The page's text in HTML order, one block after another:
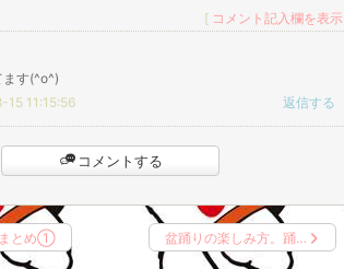
[ コメント記入欄を表示
す(^o^)
15 11:15:56 返信する
コメントする
まとめ① 盆踊りの楽しみ方。踊…